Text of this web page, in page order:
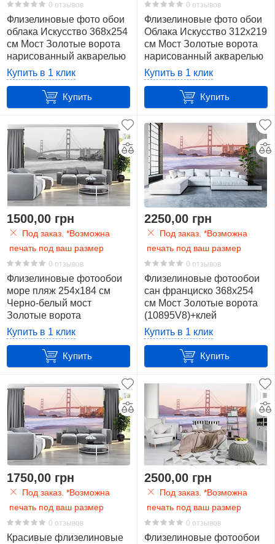
Скала
4
Цвет
Показать
49
белый
16
зеленый
6
золотой
красный
оранжевый
разноцветный
розовый
4
серый
8
синий
черно-
0 отзывов
Флизелиновые фото обои
облака Искусство 368x254
см Мост Золотые ворота
нарисованный акварелью
(12920V8)+клей
Купить в 1 клик
Купить
0 отзывов
Флизелиновые фото обои
Облака Искусство 312x219
см Мост Золотые ворота
нарисованный акварелью
(12920VEXXL)+клей
Купить в 1 клик
Купить
1500,00 грн
Под заказ. *Возможна
печать под ваш размер
0 отзывов
Флизелиновые фотообои
море пляж 254x184 см
Черно-белый мост
Золотые ворота
(10965V4)+клей
Купить в 1 клик
Купить
2250,00 грн
Под заказ. *Возможна
печать под ваш размер
0 отзывов
Флизелиновые фотообои
сан франциско 368x254
см Мост Золотые ворота
(10895V8)+клей
Купить в 1 клик
Купить
1750,00 грн
Под заказ. *Возможна
печать под ваш размер
0 отзывов
Красивые флизелиновые
2500,00 грн
Под заказ. *Возможна
печать под ваш размер
0 отзывов
Флизелиновые фотообои